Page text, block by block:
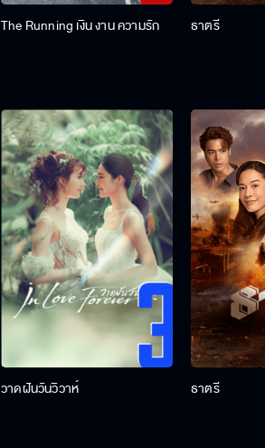
The Running เงิน งาน ความรัก ธาตรี
วาดฝันวันวิวาห์ ธาตรี